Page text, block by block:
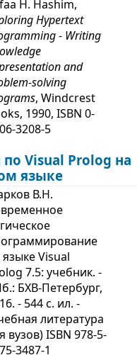
H. Hashim,
Hypertext
- Writing
and
solving
, Windcrest
1990, ISBN 0-
3208-5
Visual Prolog на
языке
В.Н.
языке Visual
7.5: учебник. -
БХВ-Петербург,
- 544 с. ил. -
литература
вузов) ISBN 978-5-
3487-1